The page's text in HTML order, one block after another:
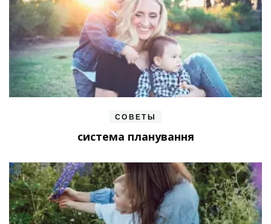
СОВЕТЫ
система планування